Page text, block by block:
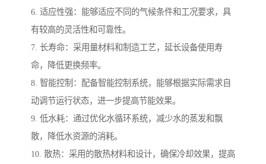
6. 适应性强：能够适应不同的气候条件和工况要求，具
有较高的灵活性和可靠性。
7. 长寿命：采用量材料和制造工艺，延长设备使用寿
命，降低更换频率。
8. 智能控制：配备智能控制系统，能够根据实际需求自
动调节运行状态，进一步提高节能效果。
9. 低水耗：通过优化水循环系统，减少水的蒸发和飘
散，降低水资源的消耗。
10. 散热：采用的散热材料和设计，确保冷却效果，提高